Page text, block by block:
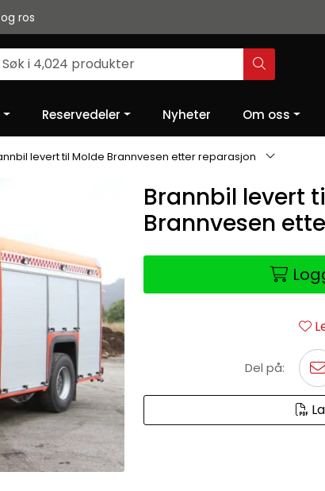
ros
Reservedeler Nyheter Om oss
levert til Molde Brannvesen etter reparasjon
Brannbil levert
Brannvesen
Del på: